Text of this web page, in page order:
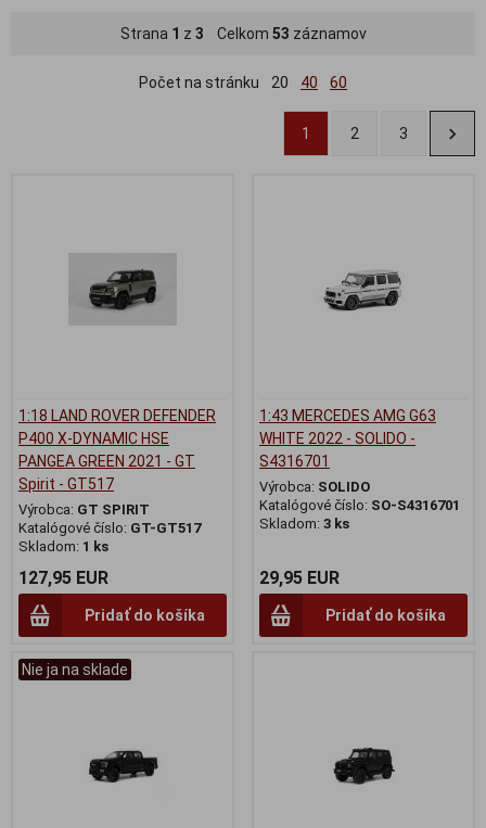
Strana 1 z 3 Celkom 53 záznamov
Počet na stránku 20 40 60
1 2 3
1:18 LAND ROVER DEFENDER
P400 X-DYNAMIC HSE
PANGEA GREEN 2021 - GT
Spirit - GT517
Výrobca: GT SPIRIT
Katalógové číslo: GT-GT517
Skladom: 1 ks
127,95 EUR
Pridať do košíka
1:43 MERCEDES AMG G63
WHITE 2022 - SOLIDO -
S4316701
Výrobca: SOLIDO
Katalógové číslo: SO-S4316701
Skladom: 3 ks
29,95 EUR
Pridať do košíka
Nie ja na sklade